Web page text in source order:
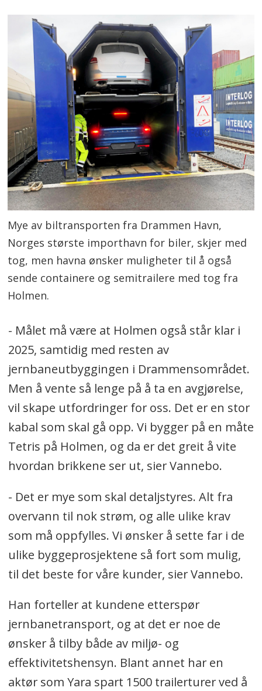
Mye av biltransporten fra Drammen Havn,
Norges største importhavn for biler, skjer med
tog, men havna ønsker muligheter til å også
sende containere og semitrailere med tog fra
Holmen.
- Målet må være at Holmen også står klar i
2025, samtidig med resten av
jernbaneutbyggingen i Drammensområdet.
Men å vente så lenge på å ta en avgjørelse,
vil skape utfordringer for oss. Det er en stor
kabal som skal gå opp. Vi bygger på en måte
Tetris på Holmen, og da er det greit å vite
hvordan brikkene ser ut, sier Vannebo.
- Det er mye som skal detaljstyres. Alt fra
overvann til nok strøm, og alle ulike krav
som må oppfylles. Vi ønsker å sette far i de
ulike byggeprosjektene så fort som mulig,
til det beste for våre kunder, sier Vannebo.
Han forteller at kundene etterspør
jernbanetransport, og at det er noe de
ønsker å tilby både av miljø- og
effektivitetshensyn. Blant annet har en
aktør som Yara spart 1500 trailerturer ved å